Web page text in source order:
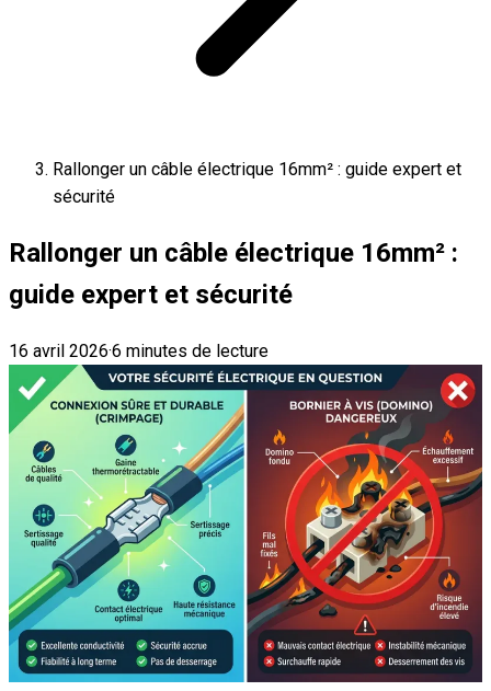
Rallonger un câble électrique 16mm² : guide expert et
sécurité
Rallonger un câble électrique 16mm² :
guide expert et sécurité
16 avril 2026·6 minutes de lecture